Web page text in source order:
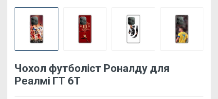
Чохол футболіст Роналду для
Реалмі ГТ 6Т